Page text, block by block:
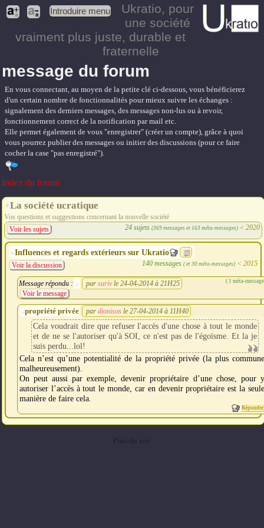
Introduire menu Ukratio, pour
une société
vraiment plus juste, durable et
fraternelle
message du forum
En vous connectant, au moyen de la petite clé ci-dessous, vous bénéficierez
d'un certain nombre de fonctionnalités pour mieux suivre les échanges :
signalement des derniers messages, des messages non-lus ou à revoir,
fonctionnement correct de la notification par mail etc.
Elle permet également de vous "enregistrer" (créer un compte), grâce à quoi
vous pourrez publier des messages ou initier des discussions (pour ce faire
cocher la case "pas enregistré").
Index du forum
La société ucratique
Vos questions et suggestions concernant la nouvelle société
24 sujets (369 messages et 163 méta-messages) < 2020
Voir les sujets
Influences et regards extérieurs sur Ukratio
140 messages ( et 30 méta-messages)< 2015
Voir la discussion
Message répondu : par suriv le 24-04-2014 à 21H25 ( 1 méta-
Voir le message
propriété privée par dionisos le 27-04-2014 à 11H40
Cela voudrait dire que refuser l'accès d'une chose à tout le monde
et de ne se l'autoriser qu'à SOI, ce n'est pas de l'égoïsme. Et la je
suis perdu...lol!
Cela n’est qu’une potentialité de la propriété privée (la plus commune
malheureusement).
On peut aussi par exemple, devenir propriétaire d’une chose, pour y
autoriser l’accès à tout le monde, car en devenir propriétaire est la seule
manière de faire cela.
Répondre
Plan du site